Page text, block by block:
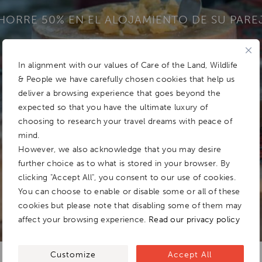
In alignment with our values of Care of the Land, Wildlife
& People we have carefully chosen cookies that help us
deliver a browsing experience that goes beyond the
expected so that you have the ultimate luxury of
choosing to research your travel dreams with peace of
mind.
However, we also acknowledge that you may desire
further choice as to what is stored in your browser. By
clicking "Accept All", you consent to our use of cookies.
You can choose to enable or disable some or all of these
cookies but please note that disabling some of them may
affect your browsing experience. Read our privacy policy
Customize Accept All
50% EN EL ALOJAMIENTO DE SU
Add To
Dream Board